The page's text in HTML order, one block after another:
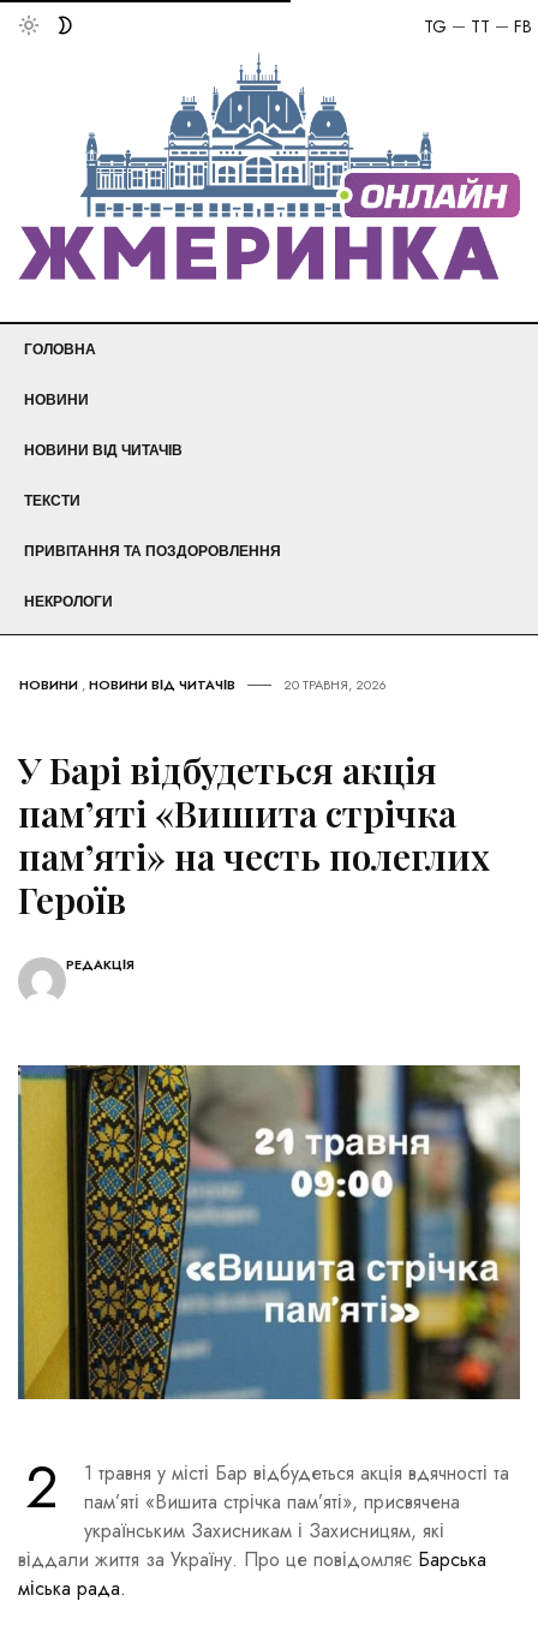
FB
TT
TG
ГОЛОВНА
НОВИНИ
НОВИНИ ВІД ЧИТАЧІВ
ТЕКСТИ
ПРИВІТАННЯ ТА ПОЗДОРОВЛЕННЯ
НЕКРОЛОГИ
НОВИНИ ,НОВИНИ ВІД ЧИТАЧІВ 20 ТРАВНЯ, 2026
У Барі відбудеться акція
пам’яті «Вишита стрічка
пам’яті» на честь полеглих
Героїв
РЕДАКЦІЯ
2
1 травня у місті Бар відбудеться акція вдячності та
пам’яті «Вишита стрічка пам’яті», присвячена
українським Захисникам і Захисницям, які
віддали життя за Україну. Про це повідомляє Барська
міська рада.